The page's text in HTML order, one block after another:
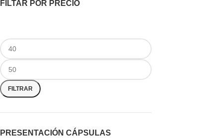
FILTAR POR PRECIO
FILTRAR
PRESENTACIÓN CÁPSULAS